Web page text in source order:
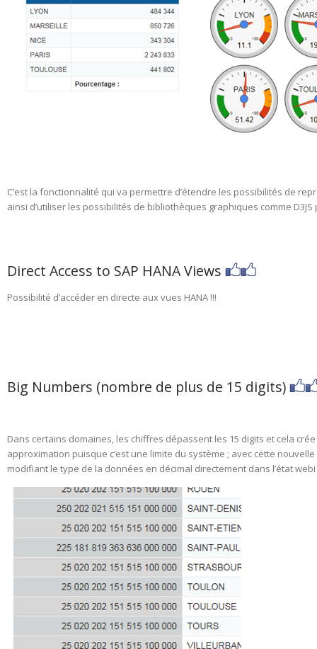
C’est la fonctionnalité qui va permettre d’étendre les possibilités de
ainsi d’utiliser les possibilités de bibliothèques graphiques comme
Direct Access to SAP HANA Views
Possibilité d’accéder en directe aux vues HANA !!!
Big Numbers (nombre de plus de 15 digits)
Dans certains domaines, les chiffres dépassent les 15 digits et cela
approximation puisque c’est une limite du système ; avec cette
modifiant le type de la données en décimal directement dans l’état webi